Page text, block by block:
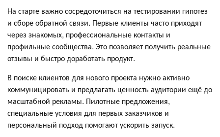
На старте важно сосредоточиться на тестировании гипотез
и сборе обратной связи. Первые клиенты часто приходят
через знакомых, профессиональные контакты и
профильные сообщества. Это позволяет получить реальные
отзывы и быстро доработать продукт.
В поиске клиентов для нового проекта нужно активно
коммуницировать и предлагать ценность аудитории ещё до
масштабной рекламы. Пилотные предложения,
специальные условия для первых заказчиков и
персональный подход помогают ускорить запуск.